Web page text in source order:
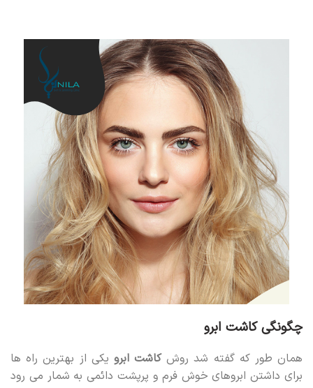
چگونگی کاشت ابرو
همان طور که گفته شد روشکاشت ابرو یکی از بهترین راه ‌ها
برای داشتن ابروهای خوش فرم و پرپشت دائمی به شمار می رود